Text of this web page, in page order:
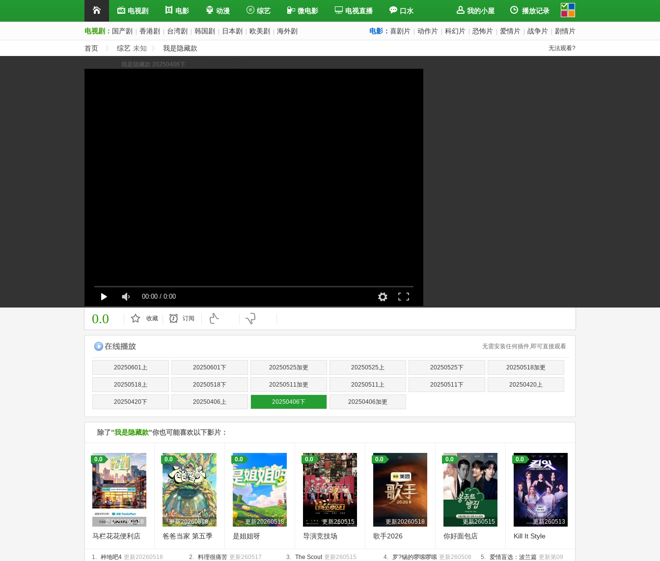
电视剧 电影 动漫 综艺 微电影 电视直播 口水 我的小屋 播放记录
电视剧： 国产剧 香港剧 台湾剧 韩国剧 日本剧 欧美剧 海外剧 电影： 喜剧片 动作片 科幻片 恐怖片 爱情片 战争片 剧情片
无法观看?
首页 综艺 未知 我是隐藏款
我是隐藏款 20250406下
00:00 / 0:00
0.0 收藏 订阅
无需安装任何插件,即可直接观看
20250601上 20250601下 20250525加更 20250525上 20250525下 20250518加更
20250518上 20250518下 20250511加更 20250511上 20250511下 20250420上
20250420下 20250406上 20250406下 20250406加更
除了"我是隐藏款"你也可能喜欢以下影片：
更新20260518
0.0
马栏花花便利店
更新20260518上
0.0
爸爸当家 第五季
更新20260518
0.0
是姐姐呀
更新260515
0.0
导演竞技场
更新20260518
0.0
歌手2026
更新260515
0.0
你好面包店
更新260513
0.0
Kill It Style
1. 种地吧4 更新20260518 2. 料理很痛苦 更新260517 3. The Scout 更新260515 4. 罗?锡的啰嗦啰嗦 更新260508 5. 爱情盲选：波兰篇 更新第09